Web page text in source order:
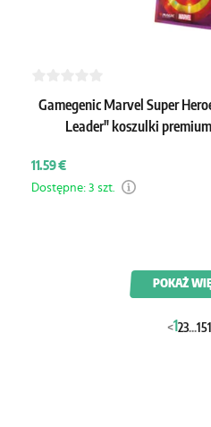
Gamegenic Marvel Super
Leader" koszulki
11.59 €
Dostępne: 3 szt.
POKAŻ
<123...15